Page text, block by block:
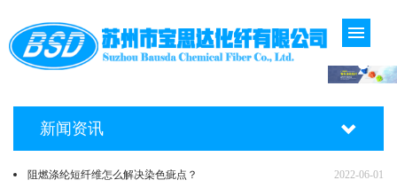
新闻资讯
阻燃涤纶短纤维怎么解决染色疵点？ 2022-06-01